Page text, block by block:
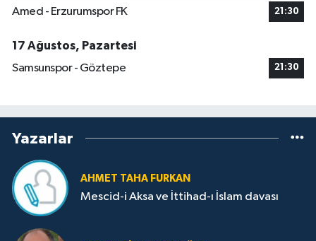
Amed - Erzurumspor FK 21:30
17 Ağustos, Pazartesi
Samsunspor - Göztepe
21:30
Yazarlar
AHMET TAHA FURKAN
Mescid-i Aksa ve İttihad-ı İslam davası